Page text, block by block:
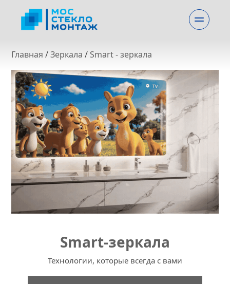
Главная / Зеркала / Smart - зеркала
Smart-зеркала
Технологии, которые всегда с вами